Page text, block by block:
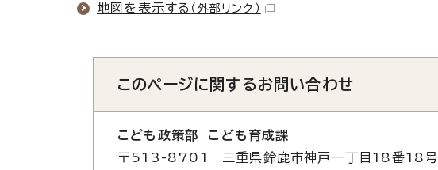
地図を表示する （外部リンク）
このページに関するお問い合わせ
こども政策部 こども育成課
〒513-8701 三重県鈴鹿市神戸一丁目18番18号